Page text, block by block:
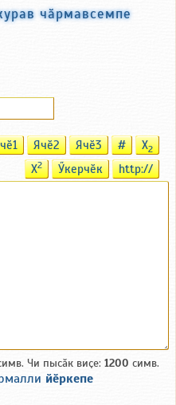
чӑрмавсемпе
Ячӗ2 Ячӗ3 # X2
X2 Ӳкерчӗк http://
Чи пысӑк виҫе: 1200 симв.
йӗркепе